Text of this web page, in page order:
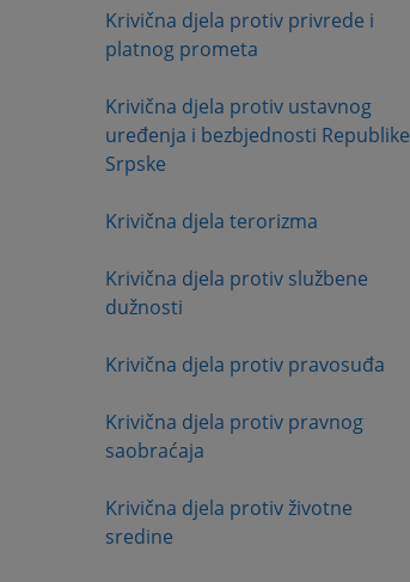
Krivična djela protiv privrede i
platnog prometa
Krivična djela protiv ustavnog
uređenja i bezbjednosti Republike
Srpske
Krivična djela terorizma
Krivična djela protiv službene
dužnosti
Krivična djela protiv pravosuđa
Krivična djela protiv pravnog
saobraćaja
Krivična djela protiv životne
sredine